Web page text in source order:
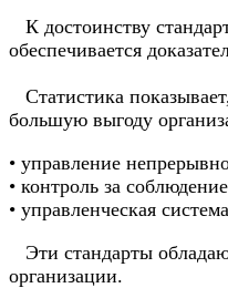
К достоинству
обеспечивается
Статистика
большую выгоду
• управление
• контроль за
• управленческая
Эти стандарты
организации.